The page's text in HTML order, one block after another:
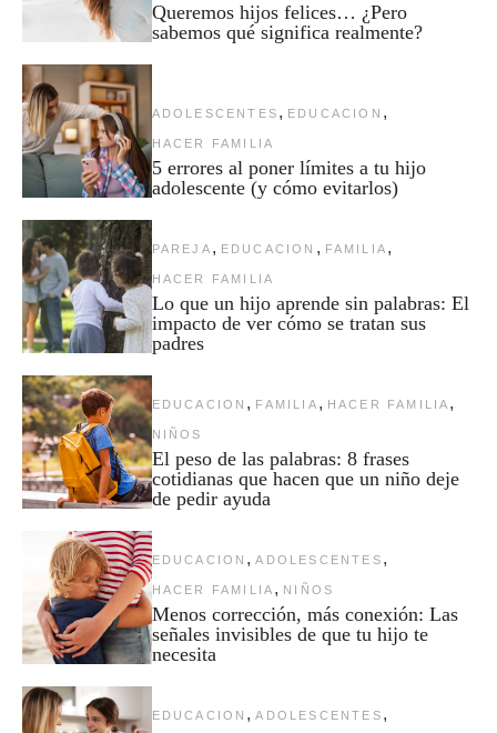
Queremos hijos felices… ¿Pero
sabemos qué significa realmente?
ADOLESCENTES , EDUCACION ,
HACER FAMILIA
5 errores al poner límites a tu hijo
adolescente (y cómo evitarlos)
PAREJA , EDUCACION , FAMILIA ,
HACER FAMILIA
Lo que un hijo aprende sin palabras: El
impacto de ver cómo se tratan sus
padres
EDUCACION , FAMILIA , HACER FAMILIA ,
NIÑOS
El peso de las palabras: 8 frases
cotidianas que hacen que un niño deje
de pedir ayuda
EDUCACION , ADOLESCENTES ,
HACER FAMILIA , NIÑOS
Menos corrección, más conexión: Las
señales invisibles de que tu hijo te
necesita
EDUCACION , ADOLESCENTES ,